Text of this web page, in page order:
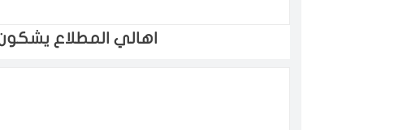
اهالي المطلاع